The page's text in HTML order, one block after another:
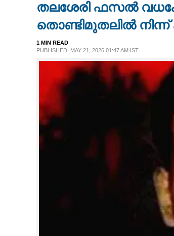
NEWS 360
CASE DIARY
തലശേരി ഫസൽ
തൊണ്ടിമുതലിൽ
1 MIN READ
PUBLISHED: MAY 21, 2026 01:47 AM IST